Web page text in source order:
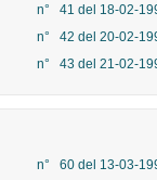
n° 41 del 18-02-
n° 42 del 20-02-
n° 43 del 21-02-
n° 60 del 13-03-